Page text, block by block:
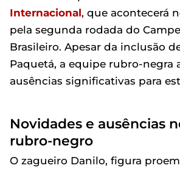
Internacional, que acontecerá
pela segunda rodada do
Brasileiro. Apesar da inclusão
Paquetá, a equipe rubro-negra
ausências significativas para
Novidades e ausências
rubro-negro
O zagueiro Danilo, figura